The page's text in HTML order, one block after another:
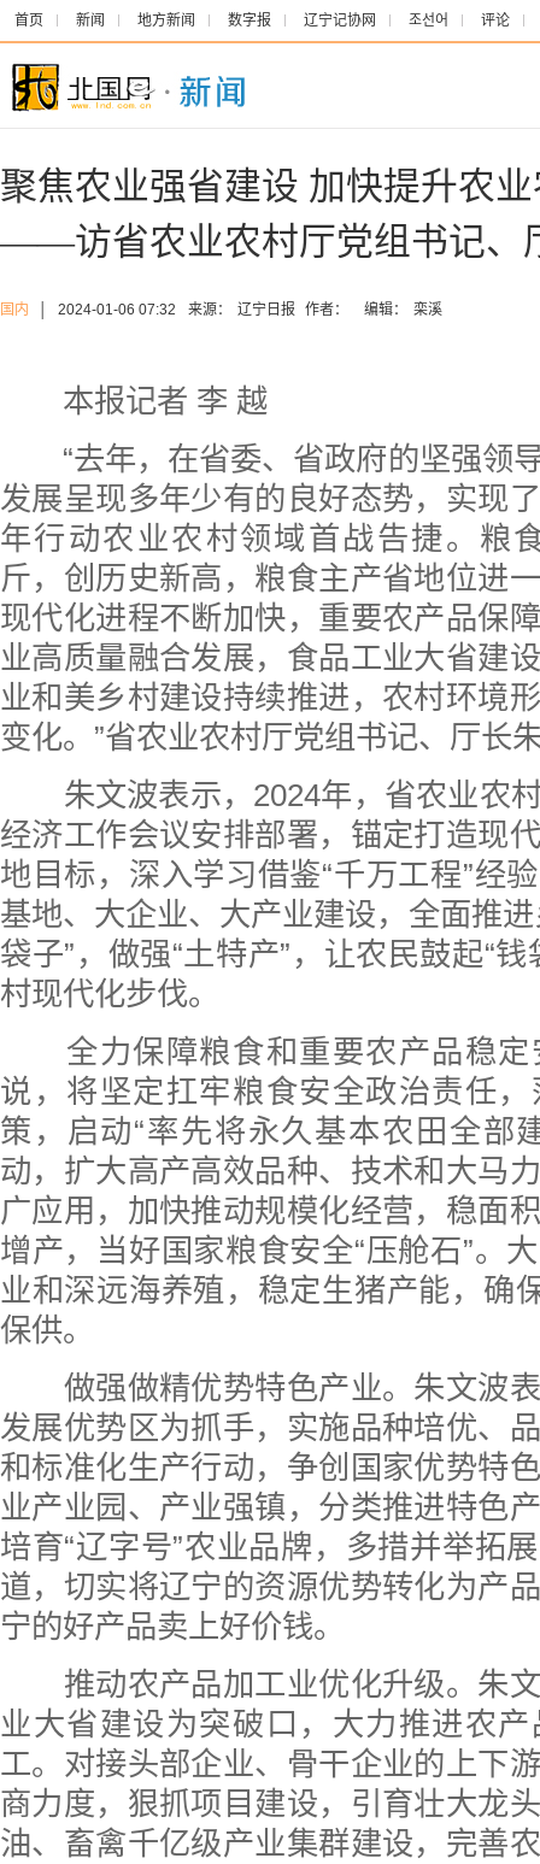
首页 新闻 地方新闻 数字报 辽宁记协网 조선어 评论
聚焦农业强省建设 加快提升农
——访省农业农村厅党组书记、
国内 2024-01-06 07:32 来源： 辽宁日报 作者： 编辑： 栾溪
本报记者 李 越
“去年，在省委、省政府的坚强领
发展呈现多年少有的良好态势，实现
年行动农业农村领域首战告捷。粮
斤，创历史新高，粮食主产省地位进
现代化进程不断加快，重要农产品保
业高质量融合发展，食品工业大省建
业和美乡村建设持续推进，农村环境
变化。”省农业农村厅党组书记、厅长
朱文波表示，2024年，省农业农
经济工作会议安排部署，锚定打造现
地目标，深入学习借鉴“千万工程”经
基地、大企业、大产业建设，全面推
袋子”，做强“土特产”，让农民鼓起“
村现代化步伐。
全力保障粮食和重要农产品稳定
说，将坚定扛牢粮食安全政治责任
策，启动“率先将永久基本农田全部
动，扩大高产高效品种、技术和大马
广应用，加快推动规模化经营，稳面
增产，当好国家粮食安全“压舱石”。
业和深远海养殖，稳定生猪产能，确
保供。
做强做精优势特色产业。朱文波表
发展优势区为抓手，实施品种培优、
和标准化生产行动，争创国家优势特
业产业园、产业强镇，分类推进特色
培育“辽字号”农业品牌，多措并举拓
道，切实将辽宁的资源优势转化为产
宁的好产品卖上好价钱。
推动农产品加工业优化升级。朱文
业大省建设为突破口，大力推进农
工。对接头部企业、骨干企业的上下
商力度，狠抓项目建设，引育壮大龙
油、畜禽千亿级产业集群建设，完善